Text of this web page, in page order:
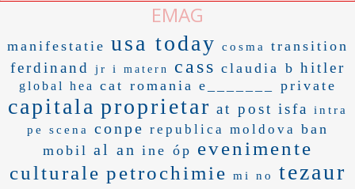
EMAG
manifestatie usa today cosma transition
ferdinand jr i matern cass claudia b hitler
global hea cat romania e_______ private
capitala proprietar at post isfa
intra
pe scena
conpe republica moldova ban
mobil al an ine óp evenimente
culturale petrochimie mi no
tezaur